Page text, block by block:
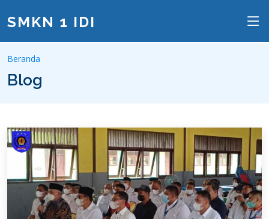
SMKN 1 IDI
Beranda
Blog